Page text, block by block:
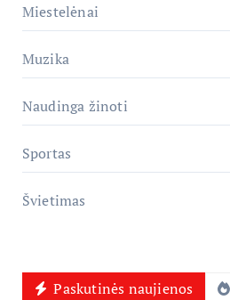
Miestelėnai
Muzika
Naudinga žinoti
Sportas
Švietimas
Paskutinės naujienos